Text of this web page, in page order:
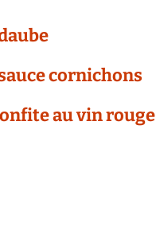
cornichons
au vin rouge